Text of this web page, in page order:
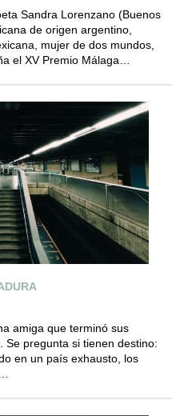
Sandra Lorenzano (Buenos
de origen argentino,
mujer de dos mundos,
el XV Premio Málaga…
amiga que terminó sus
Se pregunta si tienen destino:
en un país exhausto, los